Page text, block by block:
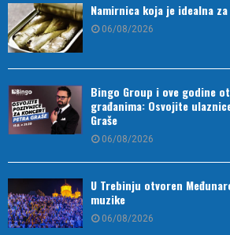
Namirnica koja je idealna
06/08/2026
Bingo Group i ove godine
građanima: Osvojite
Graše
06/08/2026
U Trebinju otvoren
muzike
06/08/2026